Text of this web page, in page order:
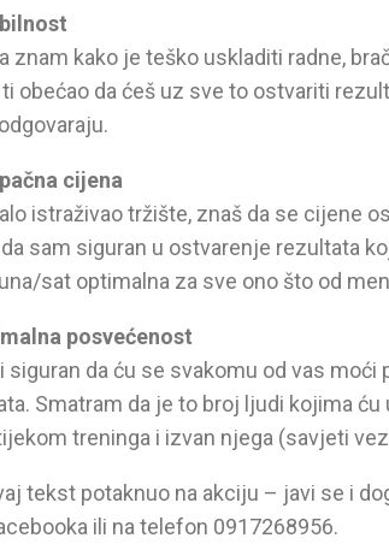
znam kako je teško uskladiti radne,
obećao da ćeš uz sve to ostvariti
cijena
istraživao tržište, znaš da se cijene
sam siguran u ostvarenje rezultata
sat optimalna za sve ono što od
posvećenost
siguran da ću se svakomu od vas
Smatram da je to broj ljudi kojima
treninga i izvan njega (savjeti
tekst potaknuo na akciju – javi se i
ili na telefon 0917268956.